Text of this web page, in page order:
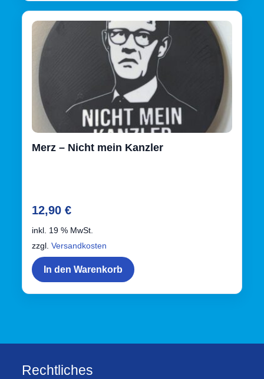
Merz – Nicht mein Kanzler
12,90 €
inkl. 19 % MwSt.
zzgl. Versandkosten
In den Warenkorb
Rechtliches